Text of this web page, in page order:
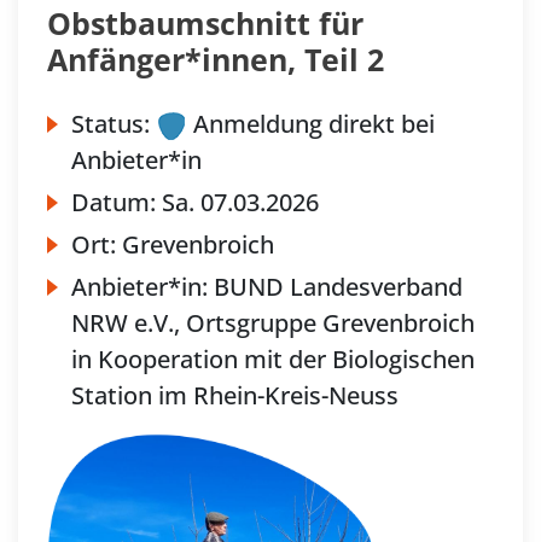
Obstbaumschnitt für
Anfänger*innen, Teil 2
Status:
Anmeldung direkt bei
Anbieter*in
Datum: Sa. 07.03.2026
Ort: Grevenbroich
Anbieter*in: BUND Landesverband
NRW e.V., Ortsgruppe Grevenbroich
in Kooperation mit der Biologischen
Station im Rhein-Kreis-Neuss